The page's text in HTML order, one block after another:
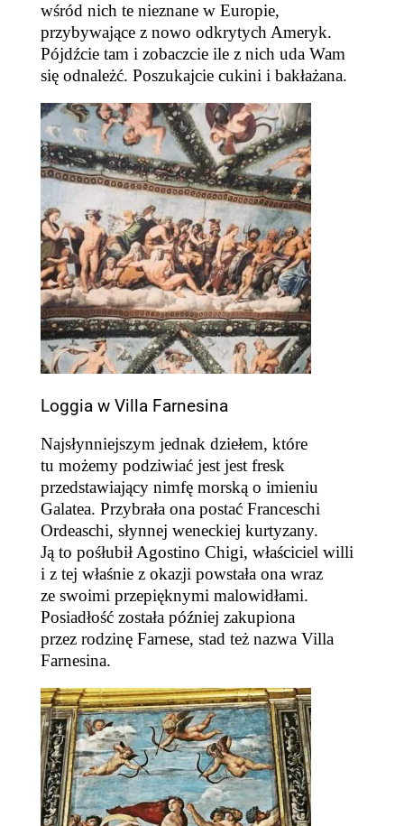
wśród nich te nieznane w Europie,
przybywające z nowo odkrytych Ameryk.
Pójdźcie tam i zobaczcie ile z nich uda Wam
się odnależć. Poszukajcie cukini i bakłażana.
Loggia w Villa Farnesina
Najsłynniejszym jednak dziełem, które
tu możemy podziwiać jest jest fresk
przedstawiający nimfę morską o imieniu
Galatea. Przybrała ona postać Franceschi
Ordeaschi, słynnej weneckiej kurtyzany.
Ją to pośłubił Agostino Chigi, właściciel willi
i z tej właśnie z okazji powstała ona wraz
ze swoimi przepięknymimalowidłami.
Posiadłość zostałapóźniej zakupiona
przez rodzinę Farnese, stad też nazwa Villa
Farnesina.